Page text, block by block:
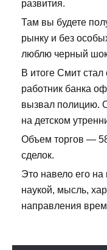
развития.
Там вы будете
рынку и без
люблю черный
В итоге Смит стал
работник банка
вызвал полицию.
на детском
Объем торгов —
сделок.
Это навело его на
наукой, мысль,
направления